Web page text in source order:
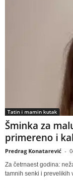
Tatin i mamin kutak
Šminka za
primereno i
Predrag Konatarević -
Za četrnaest godina:
tamnih senki i prevelikih